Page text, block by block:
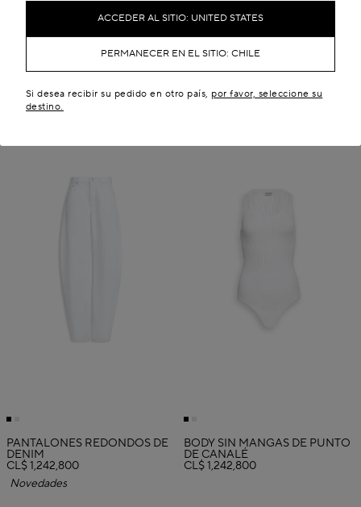
ACCEDER AL SITIO: UNITED STATES
PERMANECER EN EL SITIO: CHILE
Si desea recibir su pedido en otro país, por favor, seleccione su
destino.
CL$ 7,406,600
Novedades
PANTALONES REDONDOS DE
DENIM
CL$ 1,242,800
Novedades
BODY SIN MANGAS DE PUNTO
DE CANALÉ
CL$ 1,242,800